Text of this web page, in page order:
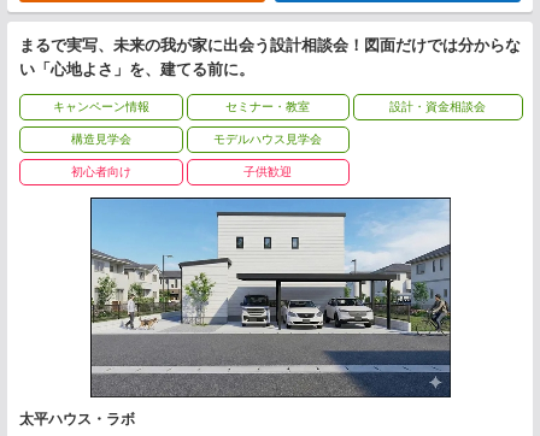
まるで実写、未来の我が家に出会う設計相談会！図面だけでは分からな
い「心地よさ」を、建てる前に。
キャンペーン情報 セミナー・教室 設計・資金相談会
構造見学会 モデルハウス見学会
初心者向け 子供歓迎
太平ハウス・ラボ